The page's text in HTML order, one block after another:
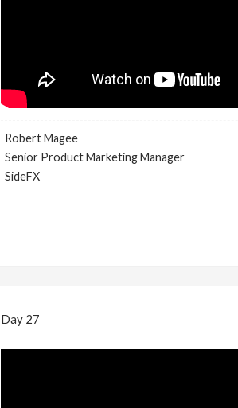
Robert Magee
Senior Product Marketing Manager
SideFX
Day 27